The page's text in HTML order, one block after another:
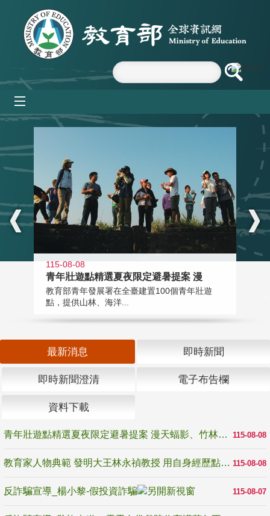
跳到主要內容區塊
:::
115-08-08
青年壯遊點精選夏夜限定避暑提案 漫
教育部青年發展署在全臺建置100個青年壯遊
點，提供山林、海洋...
最新消息 即時新聞
即時新聞澄清 電子布告欄
資料下載
115-08-08
青年壯遊點精選夏夜限定避暑提案 漫天蝠影、竹林尋蛙、茶香夜觀 邀青年暮色出發
115-08-08
教育家人物典範 發明大王林永禎教授 用自身經歷點亮學生的路
115-08-07
反詐騙宣導_楊小黎-假投資詐騙